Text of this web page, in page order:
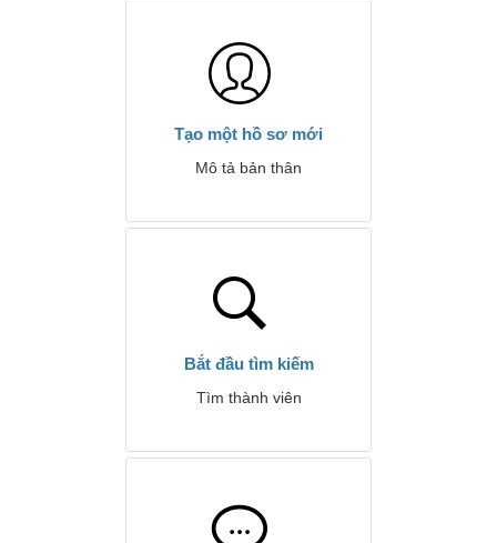
Tạo một hồ sơ mới
Mô tả bản thân
Bắt đầu tìm kiếm
Tìm thành viên